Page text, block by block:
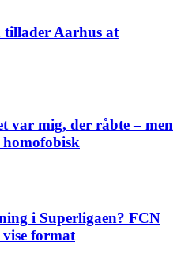
tillader Aarhus at
var mig, der råbte – men
i Superligaen? FCN
format